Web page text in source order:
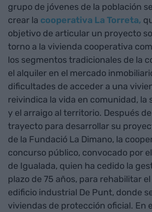
grupo de jóvenes de la población
crear la cooperativa La Torreta,
objetivo de articular un proyecto
torno a la vivienda cooperativa
los segmentos tradicionales de la
el alquiler en el mercado
dificultades de acceder a una
reivindica la vida en comunidad, la
y el arraigo al territorio. Después
trayecto para desarrollar su
de la Fundació La Dimano, la
concurso público, convocado por
de Igualada, quien ha cedido la
plazo de 75 años, para rehabilitar
edificio industrial De Punt, donde
viviendas de protección oficial. En